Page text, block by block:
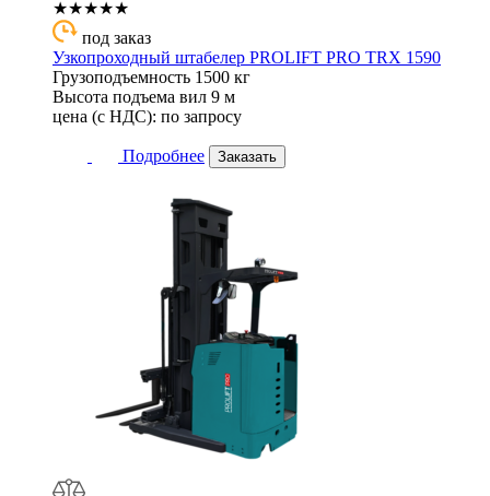
★★★★★
под заказ
Узкопроходный штабелер PROLIFT PRO TRX 1590
Грузоподъемность 1500 кг
Высота подъема вил 9 м
цена (с НДС): по запросу
Подробнее Заказать